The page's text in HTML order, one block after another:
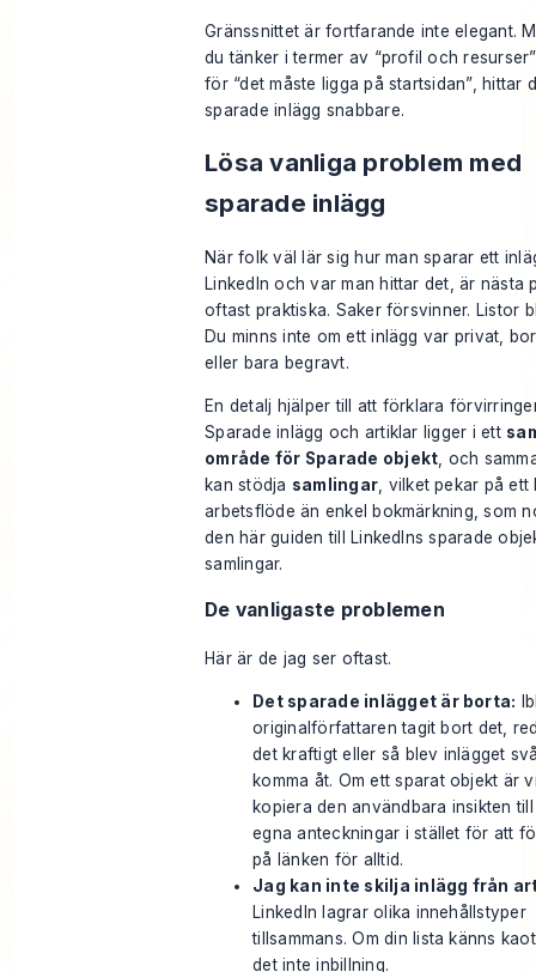
Gränssnittet är fortfarande inte elegant.
du tänker i termer av “profil och
för “det måste ligga på startsidan”, hittar
sparade inlägg snabbare.
Lösa vanliga problem med
sparade inlägg
När folk väl lär sig hur man sparar ett
LinkedIn och var man hittar det, är nästa
oftast praktiska. Saker försvinner. Listor
Du minns inte om ett inlägg var privat,
eller bara begravt.
En detalj hjälper till att förklara
Sparade inlägg och artiklar ligger i ett
område för Sparade objekt , och
kan stödja samlingar , vilket pekar på
arbetsflöde än enkel bokmärkning, som
den här guiden till LinkedIns sparade
samlingar.
De vanligaste problemen
Här är de jag ser oftast.
Det sparade inlägget är borta:
originalförfattaren tagit bort det,
det kraftigt eller så blev inlägget
komma åt. Om ett sparat objekt är
kopiera den användbara insikten
egna anteckningar i stället för att
på länken för alltid.
Jag kan inte skilja inlägg från
LinkedIn lagrar olika innehållstyper
tillsammans. Om din lista känns
det inte inbillning.